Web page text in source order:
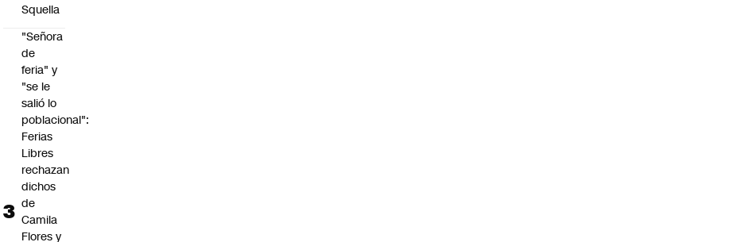
Squella
"Señora
de
feria" y
"se le
salió lo
poblacional":
Ferias
Libres
rechazan
dichos
de
Camila
Flores y